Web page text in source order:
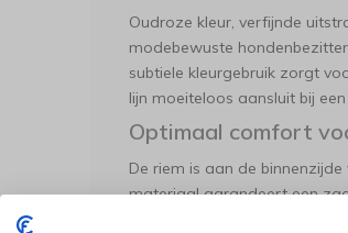
Oudroze kleur, verfijnde
modebewuste
subtiele kleurgebruik zorgt
lijn moeiteloos aansluit bij
Optimaal comfort
De riem is aan de
materiaal garandeert een
wandelingen of intensieve